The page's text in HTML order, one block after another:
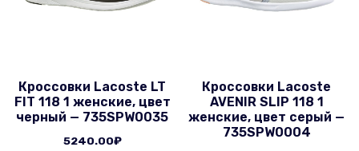
Кроссовки Lacoste LT
FIT 118 1 женские, цвет
черный — 735SPW0035
5240.00₽
Кроссовки Lacoste
AVENIR SLIP 118 1
женские, цвет серый —
735SPW0004